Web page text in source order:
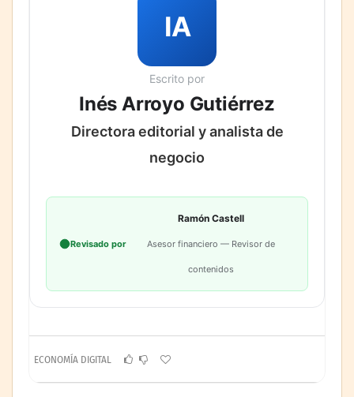
IA
Escrito por
Inés Arroyo Gutiérrez
Directora editorial y analista de
negocio
Revisado por
Ramón Castell
Asesor financiero — Revisor de
contenidos
ECONOMÍA DIGITAL